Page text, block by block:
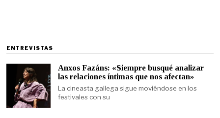
ENTREVISTAS
Anxos Fazáns: «Siempre busqué analizar
las relaciones íntimas que nos afectan»
La cineasta gallega sigue moviéndose en los
festivales con su